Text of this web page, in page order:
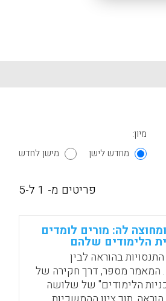
מיון:
מחדש לישן
מישן לחדש
פריטים מ- 1 ל-5
לה: מורים לומדים
הלימודים שלהם
בהוראה לבין
המאמר מספר, דרך חקירה של
הלימודים" של שלושה